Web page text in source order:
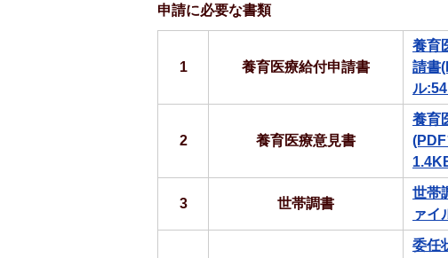
申請に必要な書類
1 養育医療給付申請書
養育
請書
ル
2 養育医療意見書
養育
3 世帯調書
世帯
ァイ
委任